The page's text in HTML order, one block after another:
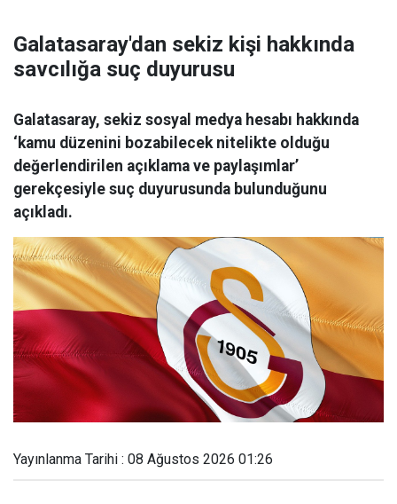
Galatasaray'dan sekiz kişi hakkında
savcılığa suç duyurusu
Galatasaray, sekiz sosyal medya hesabı hakkında
‘kamu düzenini bozabilecek nitelikte olduğu
değerlendirilen açıklama ve paylaşımlar’
gerekçesiyle suç duyurusunda bulunduğunu
açıkladı.
Yayınlanma Tarihi : 08 Ağustos 2026 01:26